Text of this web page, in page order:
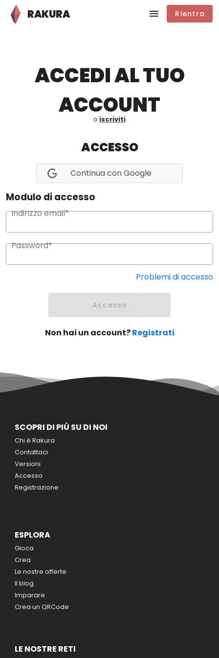
RAKURA Rientra
ACCEDI AL TUO
ACCOUNT
o iscriviti
ACCESSO
Continua con Google
Modulo di accesso
Indirizzo email*
Password*
Problemi di accesso
Accesso
Non hai un account?Registrati
SCOPRI DI PIÙ SU DI NOI
Chi è Rakura
Contattaci
Versioni
Accesso
Registrazione
ESPLORA
Gioca
Crea
Le nostre offerte
Il blog
Imparare
Crea un QRCode
LE NOSTRE RETI